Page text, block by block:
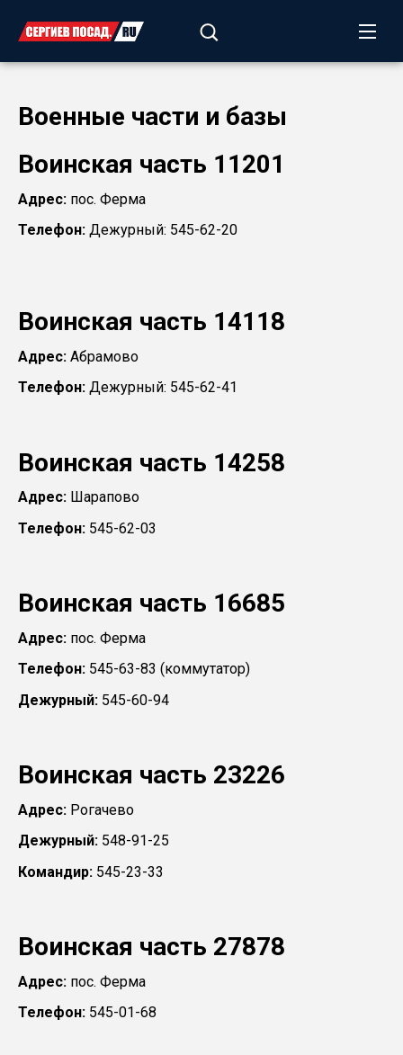
Военные части и базы
Воинская часть 11201
Адрес: пос. Ферма
Телефон: Дежурный: 545-62-20
Воинская часть 14118
Адрес: Абрамово
Телефон: Дежурный: 545-62-41
Воинская часть 14258
Адрес: Шарапово
Телефон: 545-62-03
Воинская часть 16685
Адрес: пос. Ферма
Телефон: 545-63-83 (коммутатор)
Дежурный: 545-60-94
Воинская часть 23226
Адрес: Рогачево
Дежурный: 548-91-25
Командир: 545-23-33
Воинская часть 27878
Адрес: пос. Ферма
Телефон: 545-01-68